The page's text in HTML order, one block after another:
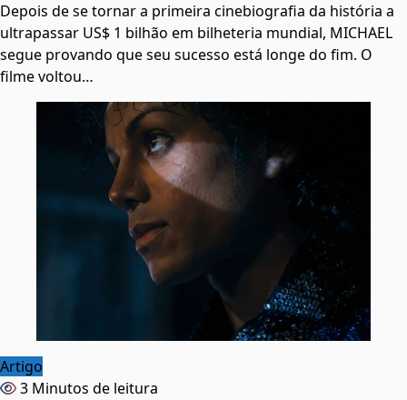
Depois de se tornar a primeira cinebiografia da história a
ultrapassar US$ 1 bilhão em bilheteria mundial, MICHAEL
segue provando que seu sucesso está longe do fim. O
filme voltou…
Artigo
3 Minutos de leitura